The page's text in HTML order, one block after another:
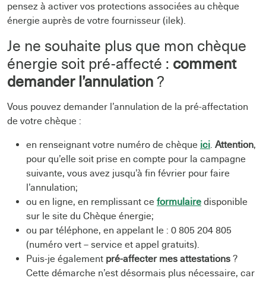
pensez à activer vos protections associées au chèque
énergie auprès de votre fournisseur (ilek).
Je ne souhaite plus que mon chèque
énergie soit pré-affecté : comment
demander l’annulation ?
Vous pouvez demander l’annulation de la pré-affectation
de votre chèque :
en renseignant votre numéro de chèque ici. Attention,
pour qu’elle soit prise en compte pour la campagne
suivante, vous avez jusqu’à fin février pour faire
l’annulation;
ou en ligne, en remplissant ce formulaire disponible
sur le site du Chèque énergie;
ou par téléphone, en appelant le : 0 805 204 805
(numéro vert – service et appel gratuits).
Puis-je également pré-affecter mes attestations ?
Cette démarche n’est désormais plus nécessaire, car